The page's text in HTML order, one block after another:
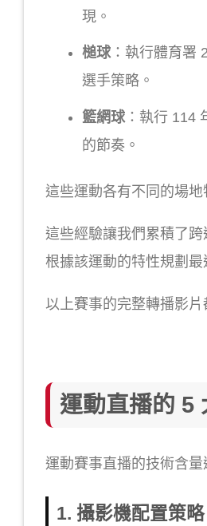
現。
槌球：執行體育署
選手策略。
籃網球：執行 114
的節奏。
這些運動各有不同的場
這些經驗讓我們累積了
根據該運動的特性規劃
以上賽事的完整轉播影
運動直播的 5
運動賽事直播的技術含
1. 攝影機配置策略